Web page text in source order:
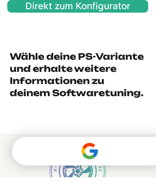
Direkt zum Konfigurator
Wähle deine PS-Variante
und erhalte weitere
Informationen zu
deinem Softwaretuning.